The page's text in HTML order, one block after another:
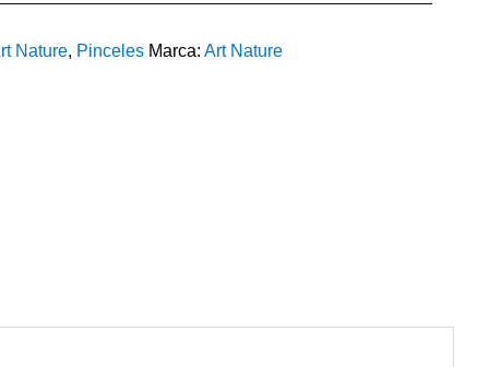
Nature, Pinceles Marca: Art Nature